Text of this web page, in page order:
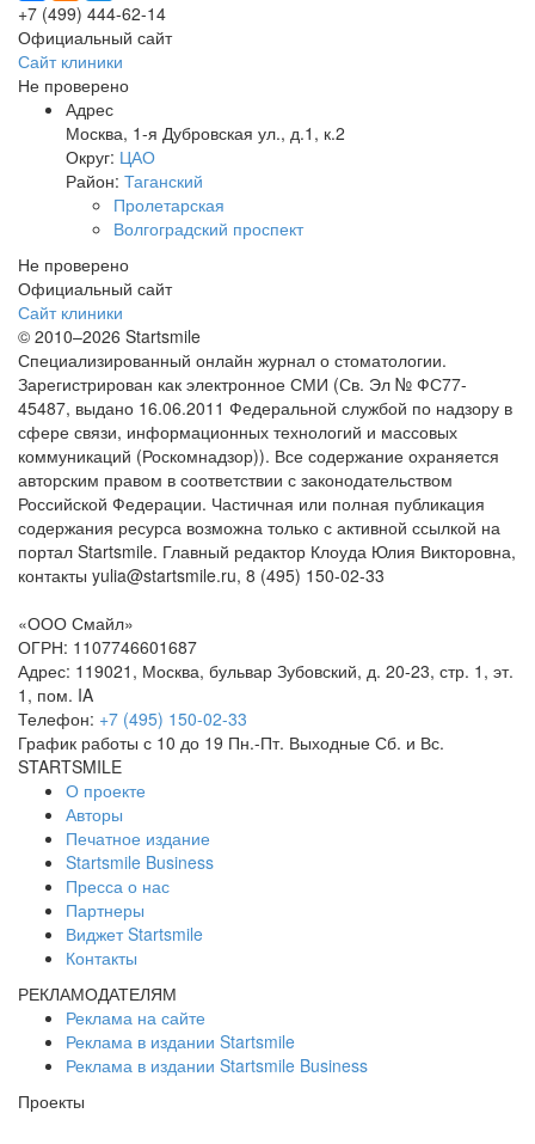
+7 (499) 444-62-14
Официальный сайт
Сайт клиники
Не проверено
Адрес
Москва, 1-я Дубровская ул., д.1, к.2
Округ: ЦАО
Район: Таганский
Пролетарская
Волгоградский проспект
Не проверено
Официальный сайт
Сайт клиники
© 2010–2026 Startsmile
Специализированный онлайн журнал о стоматологии.
Зарегистрирован как электронное СМИ (Св. Эл № ФС77-
45487, выдано 16.06.2011 Федеральной службой по надзору в
сфере связи, информационных технологий и массовых
коммуникаций (Роскомнадзор)). Все содержание охраняется
авторским правом в соответствии с законодательством
Российской Федерации. Частичная или полная публикация
содержания ресурса возможна только с активной ссылкой на
портал Startsmile. Главный редактор Клоуда Юлия Викторовна,
контакты yulia@startsmile.ru, 8 (495) 150-02-33
«ООО Смайл»
ОГРН: 1107746601687
Адрес: 119021, Москва, бульвар Зубовский, д. 20-23, стр. 1, эт.
1, пом. IA
Телефон: +7 (495) 150-02-33
График работы с 10 до 19 Пн.-Пт. Выходные Сб. и Вс.
STARTSMILE
О проекте
Авторы
Печатное издание
Startsmile Business
Пресса о нас
Партнеры
Виджет Startsmile
Контакты
РЕКЛАМОДАТЕЛЯМ
Реклама на сайте
Реклама в издании Startsmile
Реклама в издании Startsmile Business
Проекты